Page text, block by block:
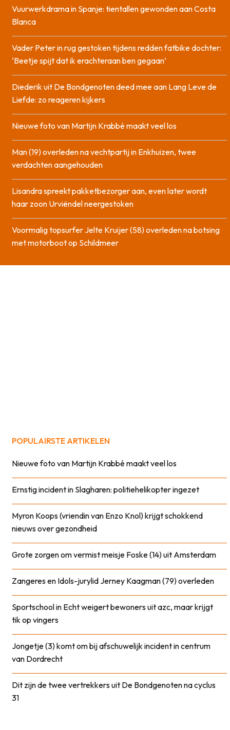
Vuurwerkdrama in Spanje: tientallen gewonden aan Costa
Blanca
Vader Peter in rug gestoken tijdens redden fatbike dochter:
‘Beetje spijt dat ik erachteraan ben gegaan’
Diederik uit De Bondgenoten deed mee aan Lang Leve de
Liefde: zo reageren kijkers
Nieuwe foto van Martijn Krabbé maakt veel los
Man (19) overleden na vechtpartij in Enkhuizen, twee
verdachten aangehouden
Lisandra spreekt pakketbezorger aan, even later wordt
haar zoon Urviëndel neergestoken
Voormalig topsurfer Jelte Kruijer (58) overleden na botsing
met motorboot op Schildmeer
POPULAIRSTE ARTIKELEN
Nieuwe foto van Martijn Krabbé maakt veel los
Ernstig incident in Slagharen: politiehelikopter ingezet
Myron Koops (vriendin van Enzo Knol) krijgt schokkend
nieuws over gezondheid
Grote zorgen om vermist meisje Foske (14) uit Amsterdam
Zangeres en Idols-jurylid Jerney Kaagman (79) overleden
Sportschool in Echt weigert bewoners uit azc, maar krijgt
tik op vingers
Jongetje (3) komt om bij afschuwelijk incident in centrum
van Dordrecht
Dit zijn de twee vertrekkers uit De Bondgenoten na cyclus
31